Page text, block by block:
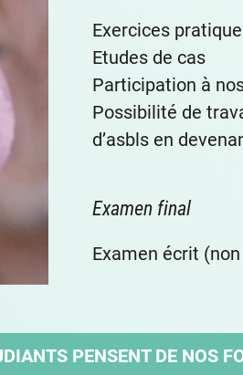
Exercices
Etudes de cas
Participation à
Possibilité de
d’asbls en
Examen final
Examen écrit
PENSENT DE NOS